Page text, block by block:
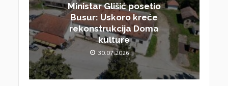
Ministar Glišić posetio
Busur: Uskoro kreće
rekonstrukcija Doma
kulture
30.07.2026.